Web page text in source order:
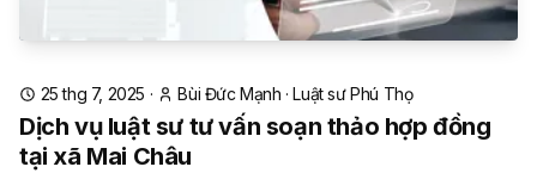
25 thg 7, 2025 · Bùi Đức Mạnh ·Luật sư Phú Thọ
Dịch vụ luật sư tư vấn soạn thảo hợp đồng
tại xã Mai Châu